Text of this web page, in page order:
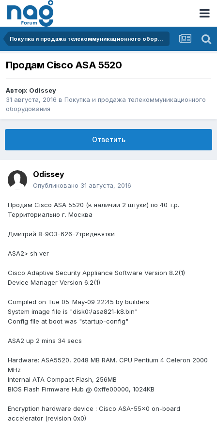
Покупка и продажа телекоммуникационного оборудования
Продам Cisco ASA 5520
Автор: Odissey
31 августа, 2016 в Покупка и продажа телекоммуникационного
оборудования
Ответить
Odissey
Опубликовано 31 августа, 2016
Продам Cisco ASA 5520 (в наличии 2 штуки) по 40 т.р.
Территориально г. Москва
Дмитрий 8-9О3-626-7тридевятки
ASA2> sh ver
Cisco Adaptive Security Appliance Software Version 8.2(1)
Device Manager Version 6.2(1)
Compiled on Tue 05-May-09 22:45 by builders
System image file is "disk0:/asa821-k8.bin"
Config file at boot was "startup-config"
ASA2 up 2 mins 34 secs
Hardware: ASA5520, 2048 MB RAM, CPU Pentium 4 Celeron 2000
MHz
Internal ATA Compact Flash, 256MB
BIOS Flash Firmware Hub @ 0xffe00000, 1024KB
Encryption hardware device : Cisco ASA-55x0 on-board
accelerator (revision 0x0)